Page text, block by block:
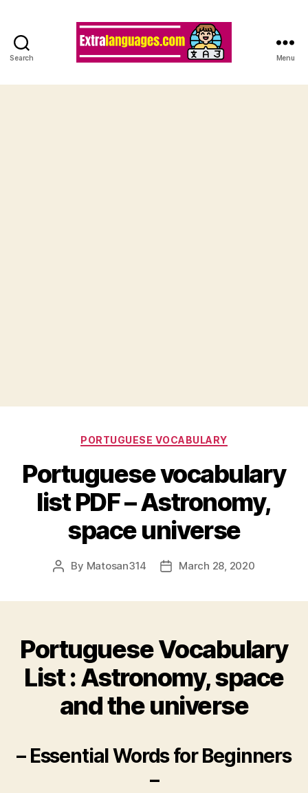
Search Menu
Categories
PORTUGUESE VOCABULARY
Portuguese vocabulary
list PDF – Astronomy,
space universe
Post
By Matosan314
PostMarch 28, 2020
Portuguese Vocabulary
List : Astronomy, space
and the universe
– Essential Words for Beginners
–